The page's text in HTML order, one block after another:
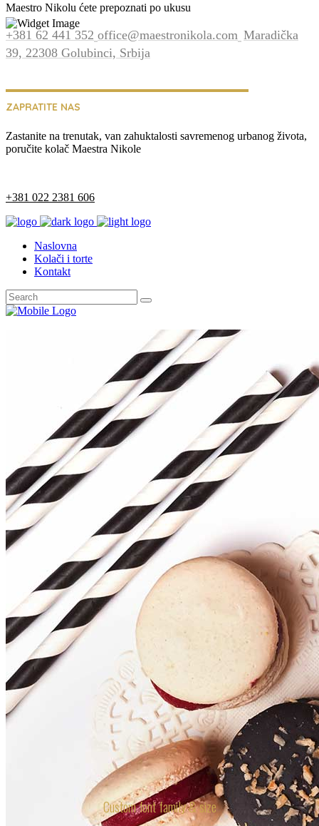
Maestro Nikolu ćete prepoznati po ukusu
+381 62 441 352 office@maestronikola.com Maradička
39, 22308 Golubinci, Srbija
ZAPRATITE NAS
Zastanite na trenutak, van zahuktalosti savremenog urbanog života,
poručite kolač Maestra Nikole
+381 022 2381 606
Naslovna
Kolači i torte
Kontakt
Custom font family & size